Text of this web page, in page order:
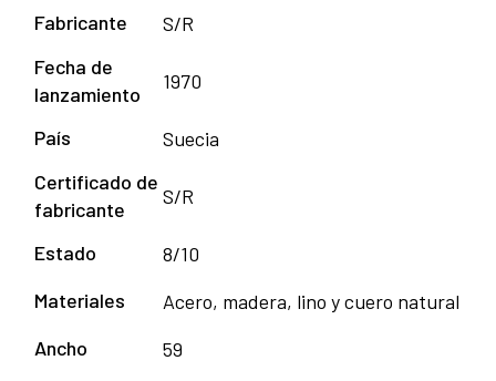
Fabricante
S/R
Fecha de
lanzamiento
1970
País
Suecia
Certificado de
fabricante
S/R
Estado
8/10
Materiales
Acero, madera, lino y cuero natural
Ancho
59